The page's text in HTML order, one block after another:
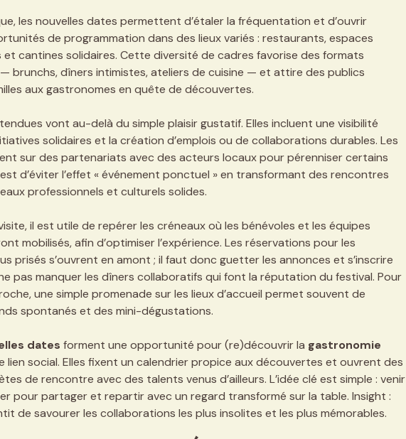
les nouvelles dates permettent d’étaler la fréquentation et d’ouvrir
de programmation dans des lieux variés : restaurants, espaces
et cantines solidaires. Cette diversité de cadres favorise des formats
brunchs, dîners intimistes, ateliers de cuisine — et attire des publics
aux gastronomes en quête de découvertes.
vont au-delà du simple plaisir gustatif. Elles incluent une visibilité
solidaires et la création d’emplois ou de collaborations durables. Les
sur des partenariats avec des acteurs locaux pour pérenniser certains
d’éviter l’effet « événement ponctuel » en transformant des rencontres
professionnels et culturels solides.
il est utile de repérer les créneaux où les bénévoles et les équipes
mobilisés, afin d’optimiser l’expérience. Les réservations pour les
prisés s’ouvrent en amont ; il faut donc guetter les annonces et s’inscrire
pas manquer les dîners collaboratifs qui font la réputation du festival. Pour
une simple promenade sur les lieux d’accueil permet souvent de
spontanés et des mini-dégustations.
dates forment une opportunité pour (re)découvrir la gastronomie
lien social. Elles fixent un calendrier propice aux découvertes et ouvrent des
de rencontre avec des talents venus d’ailleurs. L’idée clé est simple : venir
pour partager et repartir avec un regard transformé sur la table. Insight :
de savourer les collaborations les plus insolites et les plus mémorables.